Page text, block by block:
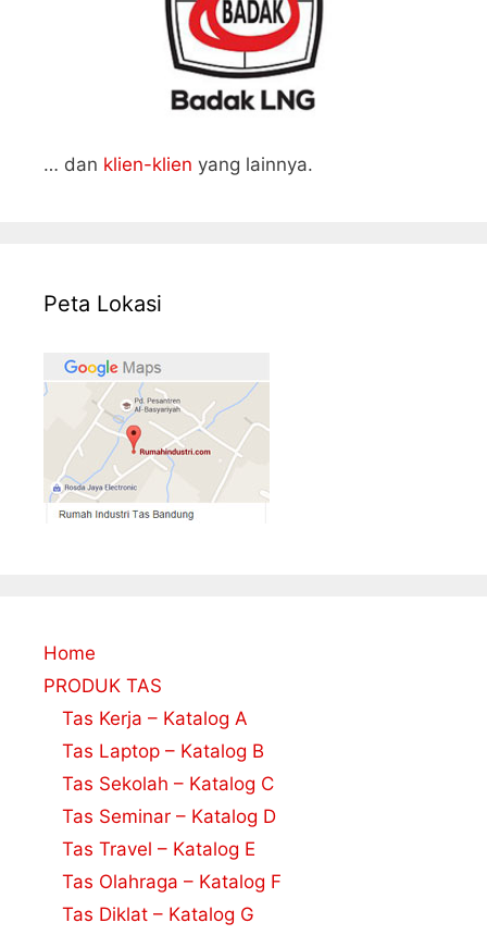
… dan klien-klien yang lainnya.
Peta Lokasi
Home
PRODUK TAS
Tas Kerja – Katalog A
Tas Laptop – Katalog B
Tas Sekolah – Katalog C
Tas Seminar – Katalog D
Tas Travel – Katalog E
Tas Olahraga – Katalog F
Tas Diklat – Katalog G